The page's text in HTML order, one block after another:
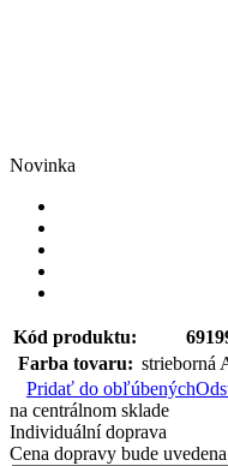
Novinka
Kód produktu:
Farba tovaru: strieborná
Pridať do obľúbených
na centrálnom sklade
Individuální doprava
Cena dopravy bude